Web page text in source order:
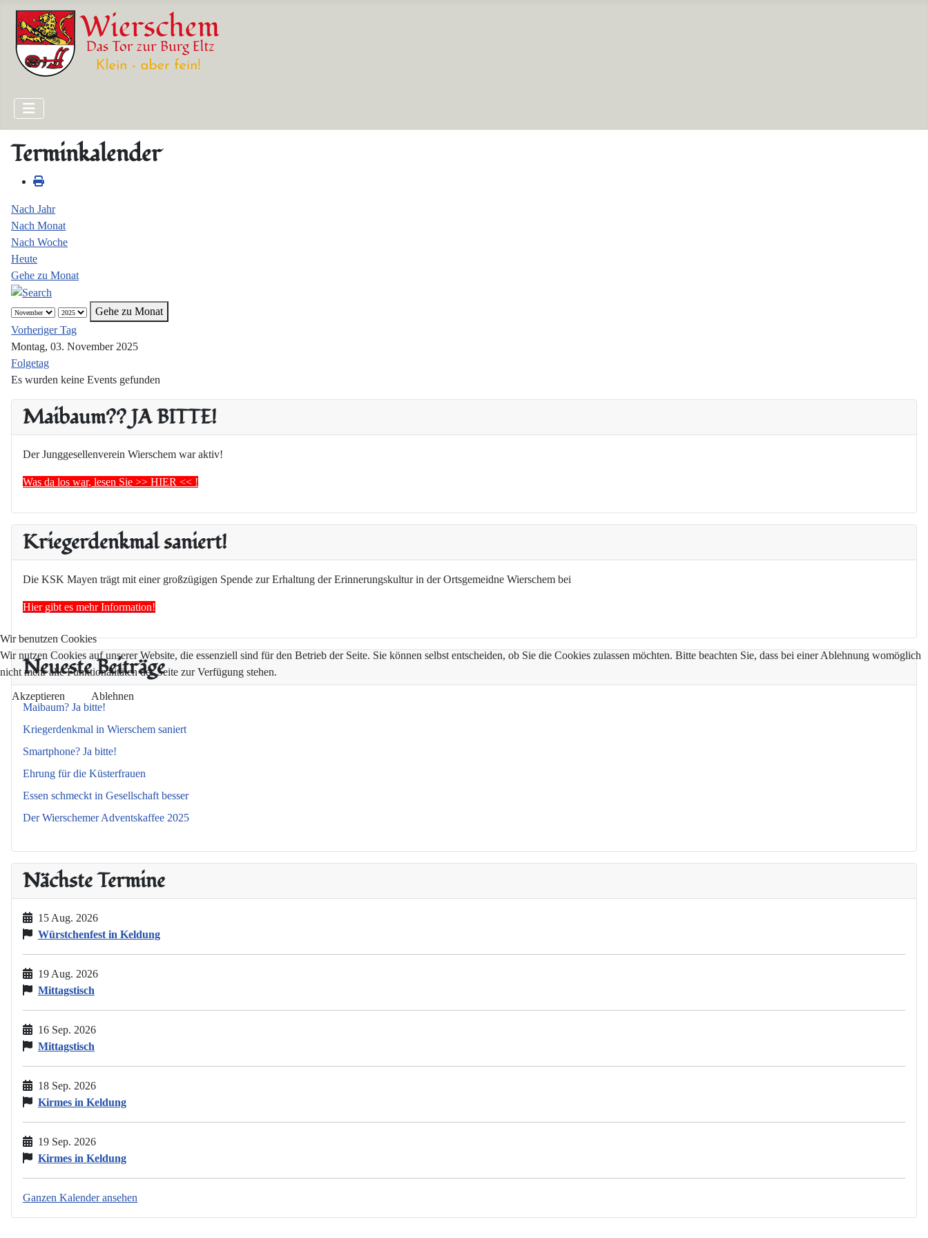
Maibaum?? JA BITTE!
Der Junggesellenverein Wierschem war aktiv!
Was da los war, lesen Sie >> HIER << !
Kriegerdenkmal saniert!
Die KSK Mayen trägt mit einer großzügigen Spende zur Erhaltung der Erinnerungskultur in der Ortsgemeidne Wierschem bei
Hier gibt es mehr Information!
Neueste Beiträge
Maibaum? Ja bitte!
Kriegerdenkmal in Wierschem saniert
Smartphone? Ja bitte!
Ehrung für die Küsterfrauen
Essen schmeckt in Gesellschaft besser
Der Wierschemer Adventskaffee 2025
Nächste Termine
15 Aug. 2026
Würstchenfest in Keldung
19 Aug. 2026
Mittagstisch
16 Sep. 2026
Mittagstisch
18 Sep. 2026
Kirmes in Keldung
19 Sep. 2026
Kirmes in Keldung
Ganzen Kalender ansehen
Terminkalender
Nach Jahr
Nach Monat
Nach Woche
Heute
Gehe zu Monat
Gehe zu Monat
Vorheriger Tag
Montag, 03. November 2025
Folgetag
Es wurden keine Events gefunden
Wir benutzen Cookies
Wir nutzen Cookies auf unserer Website, die essenziell sind für den Betrieb der Seite. Sie können selbst entscheiden, ob Sie die Cookies zulassen möchten. Bitte beachten Sie, dass bei einer Ablehnung womöglich
nicht mehr alle Funktionalitäten der Seite zur Verfügung stehen.
Akzeptieren Ablehnen